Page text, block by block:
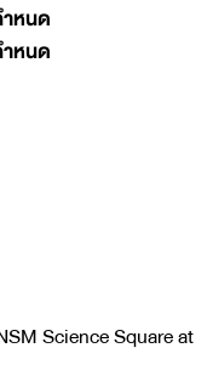
หนด
หนด
Science Square at